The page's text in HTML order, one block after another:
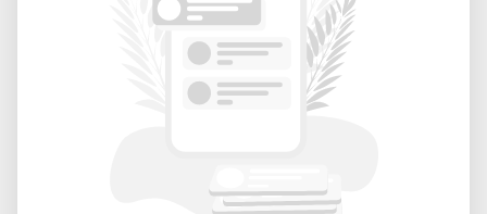
Compatibilità dei materiali: In grado di
stampare con vari materiali, tra cui PLA
(acido polilattico), ABS (acrilonitrile
Interfaccia utente intuitiva: Dotata di